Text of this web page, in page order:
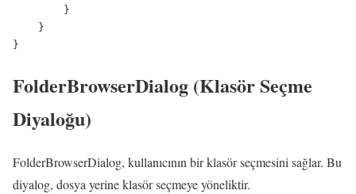
        }
    }
}
FolderBrowserDialog (Klasör Seçme
Diyaloğu)
FolderBrowserDialog, kullanıcının bir klasör seçmesini sağlar. Bu
diyalog, dosya yerine klasör seçmeye yöneliktir.